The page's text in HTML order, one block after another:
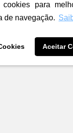
cookies para
de navegação.
Aceitar